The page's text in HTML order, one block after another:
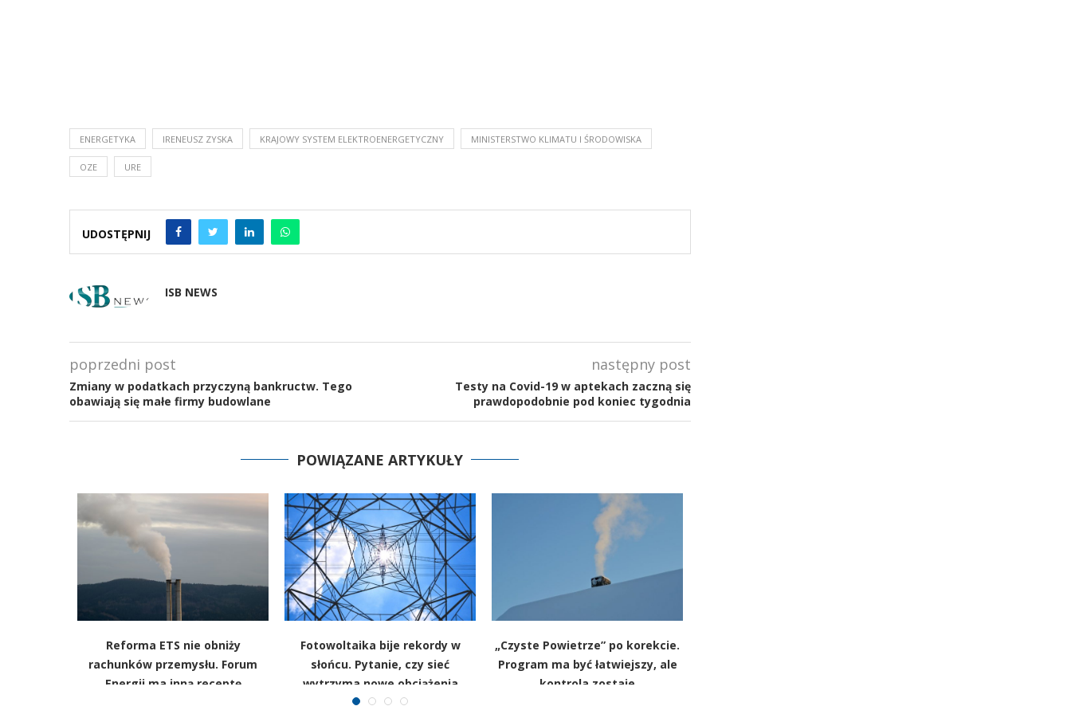
ENERGETYKA IRENEUSZ ZYSKA KRAJOWY SYSTEM ELEKTROENERGETYCZNY MINISTERSTWO KLIMATU I ŚRODOWISKA
OZE URE
UDOSTĘPNIJ
ISB NEWS
poprzedni post
Zmiany w podatkach przyczyną bankructw. Tego
obawiają się małe firmy budowlane
następny post
Testy na Covid-19 w aptekach zaczną się
prawdopodobnie pod koniec tygodnia
POWIĄZANE ARTYKUŁY
Reforma ETS nie obniży
rachunków przemysłu. Forum
Energii ma inną receptę
Fotowoltaika bije rekordy w
słońcu. Pytanie, czy sieć
wytrzyma nowe obciążenia
„Czyste Powietrze” po korekcie.
Program ma być łatwiejszy, ale
kontrola zostaje